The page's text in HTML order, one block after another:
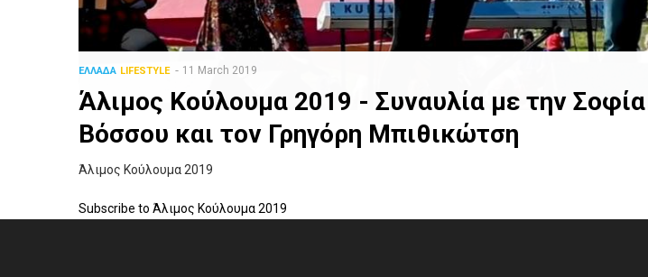
ΕΛΛΑΔΑ LIFESTYLE 11 March 2019
Άλιμος Κούλουμα 2019 - Συναυλία με την Σοφία
Βόσσου και τον Γρηγόρη Μπιθικώτση
Άλιμος Κούλουμα 2019
Subscribe to Άλιμος Κούλουμα 2019